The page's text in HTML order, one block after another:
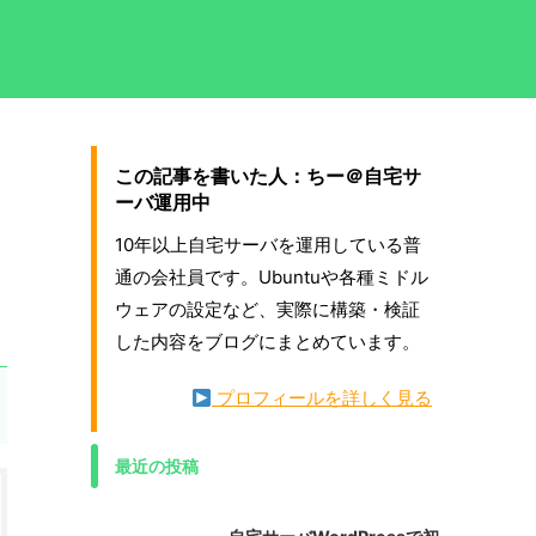
この記事を書いた人：ちー＠自宅サ
ーバ運用中
10年以上自宅サーバを運用している普
通の会社員です。Ubuntuや各種ミドル
ウェアの設定など、実際に構築・検証
した内容をブログにまとめています。
プロフィールを詳しく見る
最近の投稿